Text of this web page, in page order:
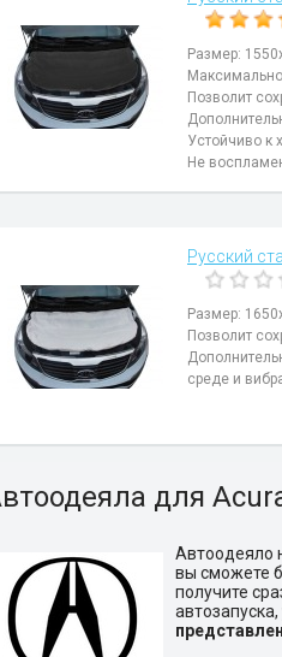
Размер:
Позволит
Устойчиво к
Не
Русский
Размер:
Позволит
среде и
для
Автоодеяло
вы сможете
получите